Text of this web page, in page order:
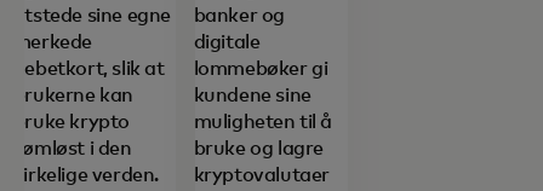
utstede sine egne
merkede
debetkort, slik at
brukerne kan
bruke krypto
sømløst i den
virkelige verden.
banker og
digitale
lommebøker gi
kundene sine
muligheten til å
bruke og lagre
kryptovalutaer